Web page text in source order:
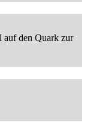
auf den Quark zur